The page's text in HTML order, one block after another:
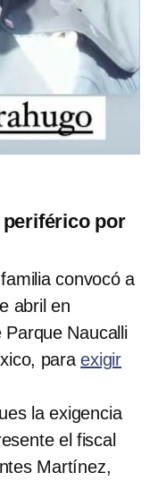
periférico por
convocó a
abril en
Naucalli
paraexigir
la exigencia
el fiscal
Martínez,